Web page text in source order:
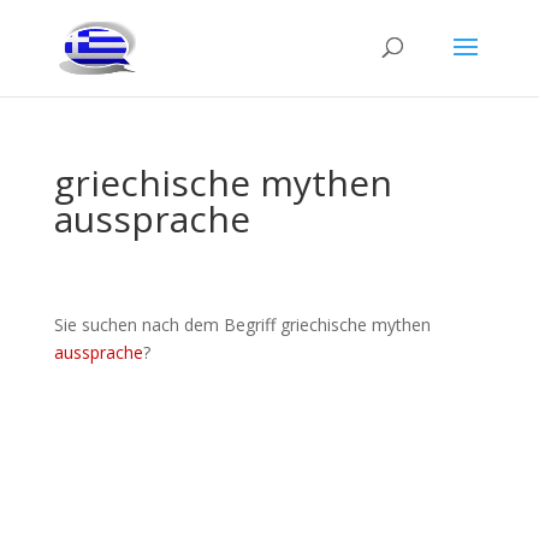
griechische mythen
aussprache
Sie suchen nach dem Begriff griechische mythen
aussprache?